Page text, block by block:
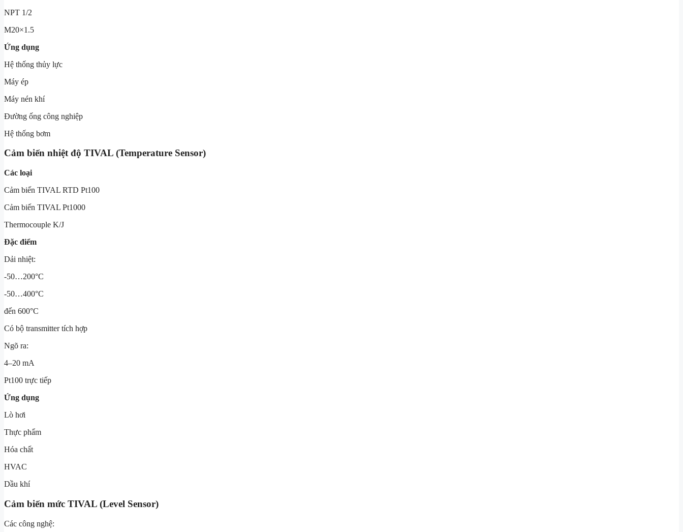
NPT 1/2
M20×1.5
Ứng dụng
Hệ thống thủy lực
Máy ép
Máy nén khí
Đường ống công nghiệp
Hệ thống bơm
Cảm biến nhiệt độ TIVAL (Temperature Sensor)
Các loại
Cảm biến TIVAL RTD Pt100
Cảm biến TIVAL Pt1000
Thermocouple K/J
Đặc điểm
Dải nhiệt:
-50…200°C
-50…400°C
đến 600°C
Có bộ transmitter tích hợp
Ngõ ra:
4–20 mA
Pt100 trực tiếp
Ứng dụng
Lò hơi
Thực phẩm
Hóa chất
HVAC
Dầu khí
Cảm biến mức TIVAL (Level Sensor)
Các công nghệ: